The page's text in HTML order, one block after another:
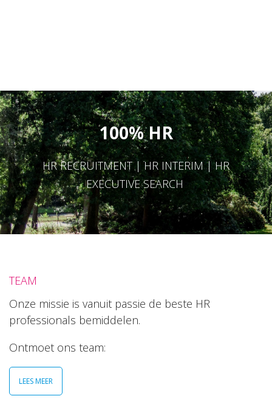
100% HR
HR RECRUITMENT | HR INTERIM | HR
EXECUTIVE SEARCH
TEAM
Onze missie is vanuit passie de beste HR
professionals bemiddelen.
Ontmoet ons team:
LEES MEER